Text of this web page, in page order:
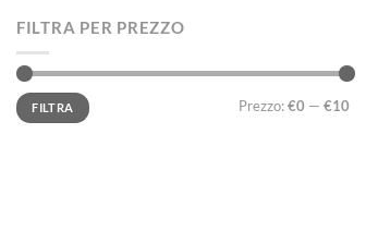
FILTRA PER PREZZO
Prezzo
Min
Prezzo
MaxFILTRA Prezzo:€0 — €10